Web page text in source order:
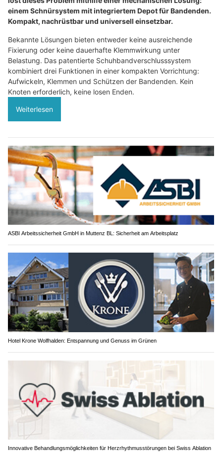
einem Schnürsystem mit integriertem Depot für Bandenden.
Kompakt, nachrüstbar und universell einsetzbar.
Bekannte Lösungen bieten entweder keine ausreichende
Fixierung oder keine dauerhafte Klemmwirkung unter
Belastung. Das patentierte Schuhbandverschlusssystem
kombiniert drei Funktionen in einer kompakten Vorrichtung:
Aufwickeln, Klemmen und Schützen der Bandenden. Kein
Knoten erforderlich, keine losen Enden.
Weiterlesen
ASBI Arbeitssicherheit GmbH in Muttenz BL: Sicherheit am Arbeitsplatz
Hotel Krone Wolfhalden: Entspannung und Genuss im Grünen
Innovative Behandlungsmöglichkeiten für Herzrhythmusstörungen bei Swiss Ablation